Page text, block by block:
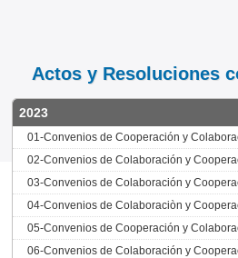
Actos y Resoluciones
2023
01-Convenios de Cooperación y
02-Convenios de Colaboración y
03-Convenios de Colaboración y
04-Convenios de Colaboraciòn y
05-Convenios de Cooperación y
06-Convenios de Colaboración y